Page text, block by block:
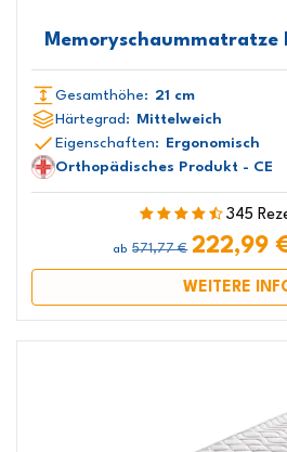
Memoryschaummatratze
Gesamthöhe: 21 cm
Härtegrad: Mittelweich
Eigenschaften: Ergonomisch
Orthopädisches Produkt - CE
345
ab 571,77 € 222,99
WEITERE